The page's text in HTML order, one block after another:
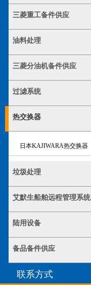
三菱重工备件供应
油料处理
三菱分油机备件供应
过滤系统
热交换器
日本KAJIWARA热交换器
垃圾处理
艾默生船舶远程管理系统
陆用设备
备品备件供应
联系方式